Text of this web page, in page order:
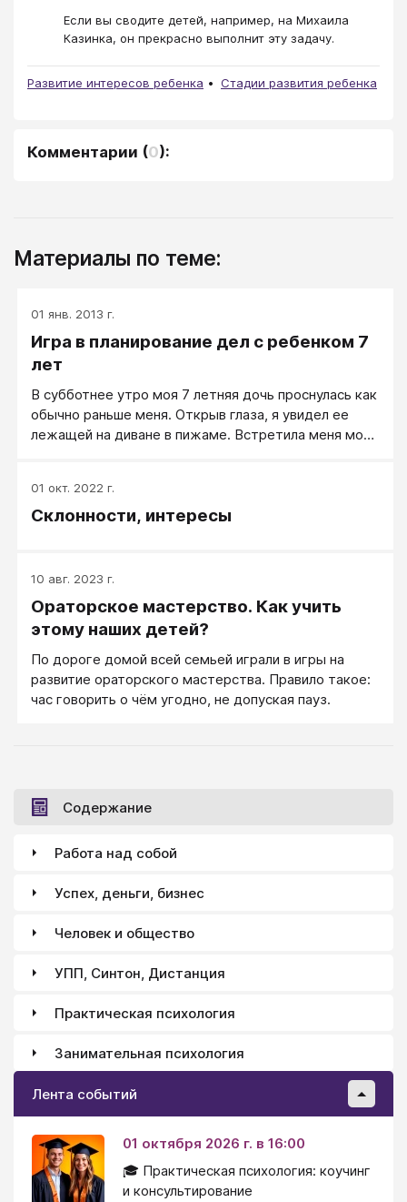
Если вы сводите детей, например, на Михаила
Казинка, он прекрасно выполнит эту задачу.
Развитие интересов ребенка Стадии развития ребенка
Комментарии (0):
Материалы по теме:
01 янв. 2013 г.
Игра в планирование дел с ребенком 7
лет
В субботнее утро моя 7 летняя дочь проснулась как
обычно раньше меня. Открыв глаза, я увидел ее
лежащей на диване в пижаме. Встретила меня моя
01 окт. 2022 г.
Склонности, интересы
10 авг. 2023 г.
Ораторское мастерство. Как учить
этому наших детей?
По дороге домой всей семьей играли в игры на
развитие ораторского мастерства. Правило такое:
час говорить о чём угодно, не допуская пауз.
Содержание
Работа над собой
Успех, деньги, бизнес
Человек и общество
УПП, Синтон, Дистанция
Практическая психология
Занимательная психология
Лента событий
01 октября 2026 г. в 16:00
🎓 Практическая психология: коучинг
и консультирование